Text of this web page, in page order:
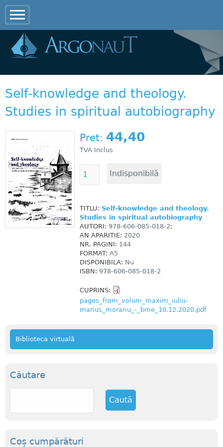
Self-knowledge and theology.
Studies in spiritual autobiography
Pret: 44,40
TVA Inclus
TITLU: Self-knowledge and theology.
Studies in spiritual autobiography
AUTORI: 978-606-085-018-2;
AN APARITIE: 2020
NR. PAGINI: 144
FORMAT: A5
DISPONIBILA: Nu
ISBN: 978-606-085-018-2
CUPRINS:
pages_from_volum_maxim_iuliu-
marius_morariu_-_bme_10.12.2020.pdf
Biblioteca virtuală
Căutare
C
Coș cumpărături